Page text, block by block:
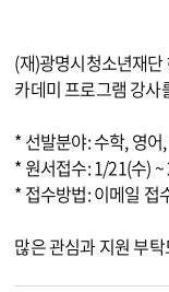
(재)광명시청소년재
카데미 프로그램 강사
* 선발분야: 수학, 영
* 원서접수: 1/21(수)
* 접수방법: 이메일
많은 관심과 지원 부